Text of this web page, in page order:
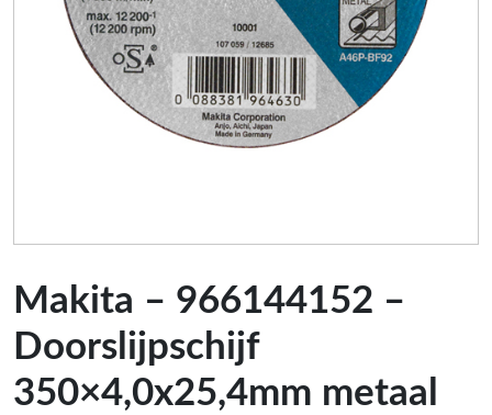
Makita – 966144152 –
Doorslijpschijf
350×4,0x25,4mm metaal